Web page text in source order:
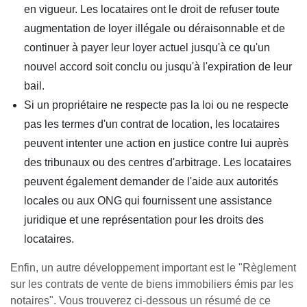
en vigueur. Les locataires ont le droit de refuser toute
augmentation de loyer illégale ou déraisonnable et de
continuer à payer leur loyer actuel jusqu'à ce qu'un
nouvel accord soit conclu ou jusqu'à l'expiration de leur
bail.
Si un propriétaire ne respecte pas la loi ou ne respecte
pas les termes d'un contrat de location, les locataires
peuvent intenter une action en justice contre lui auprès
des tribunaux ou des centres d'arbitrage. Les locataires
peuvent également demander de l'aide aux autorités
locales ou aux ONG qui fournissent une assistance
juridique et une représentation pour les droits des
locataires.
Enfin, un autre développement important est le "Règlement
sur les contrats de vente de biens immobiliers émis par les
notaires". Vous trouverez ci-dessous un résumé de ce